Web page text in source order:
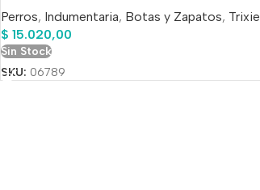
Perros, Indumentaria, Botas y Zapatos, Trixie
$ 15.020,00
Sin Stock
SKU: 06789